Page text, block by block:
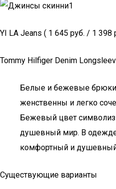
YI LA Jeans ( 1 645 руб. / 1 398
Tommy Hilfiger Denim
Белые и бежевые брюки
женственны и легко
Бежевый цвет
душевный мир. В
комфортный и
Существующие варианты